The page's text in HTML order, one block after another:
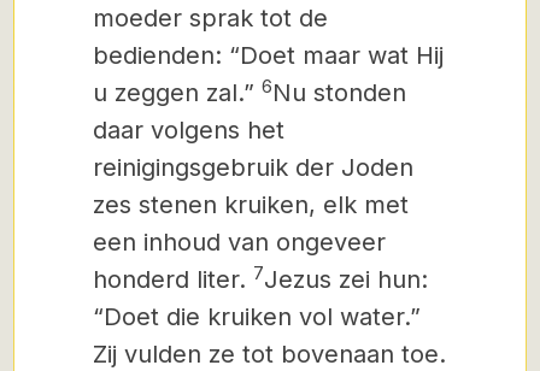
moeder sprak tot de
bedienden: “Doet maar wat Hij
u zeggen zal.” 6Nu stonden
daar volgens het
reinigingsgebruik der Joden
zes stenen kruiken, elk met
een inhoud van ongeveer
honderd liter. 7Jezus zei hun:
“Doet die kruiken vol water.”
Zij vulden ze tot bovenaan toe.